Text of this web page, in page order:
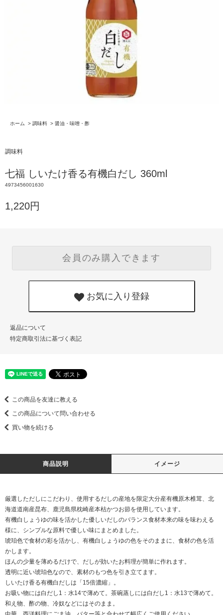
ホーム > 調味料 > 醤油・味噌・酢
調味料
七福 しいたけ香る有機白だし 360ml
4973456001630
1,220円
会員のみ購入できます
お気に入り登録
返品について
特定商取引法に基づく表記
この商品を友達に教える
この商品について問い合わせる
買い物を続ける
商品説明 イメージ
厳選しただしにこだわり、使用するだしの産地を限定大分産有機原木椎茸、北
海道道南産昆布、鹿児島県枕崎産本枯かつお節を使用しています。
有機白しょうゆの味を活かした優しいだしのバランス食材本来の味を味わえる
様に、シンプルな原料で優しい味にまとめました。
琥珀色で食材の彩を活かし、有機白しょうゆの色をそのままに、食材の色を活
かします。
ほんの少量を薄めるだけで、だしが効いたお料理が簡単に作れます。
透明に近い琥珀色なので、素材のもつ色を引き立てます。
しいたけ香る有機白だしは「15倍濃縮」。
お吸い物には白だし1：水14で薄めて。茶碗蒸しには白だし1：水13で薄めて。
和え物、酢の物、冷奴などにはそのまま。